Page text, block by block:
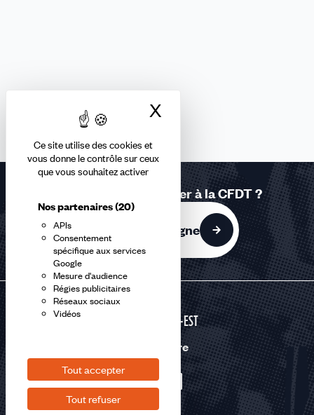
Ce site utilise des cookies et
vous donne le contrôle sur ceux
que vous souhaitez activer
Nos partenaires(20)
APIs
Consentement
spécifique aux services
Google
Mesure d'audience
Régies publicitaires
Réseaux sociaux
Vidéos
Tout accepter
Tout refuser
X
Vous souhaitez adhérer à la CFDT ?
J'adhère en ligne
GRAND-EST
Nous suivre